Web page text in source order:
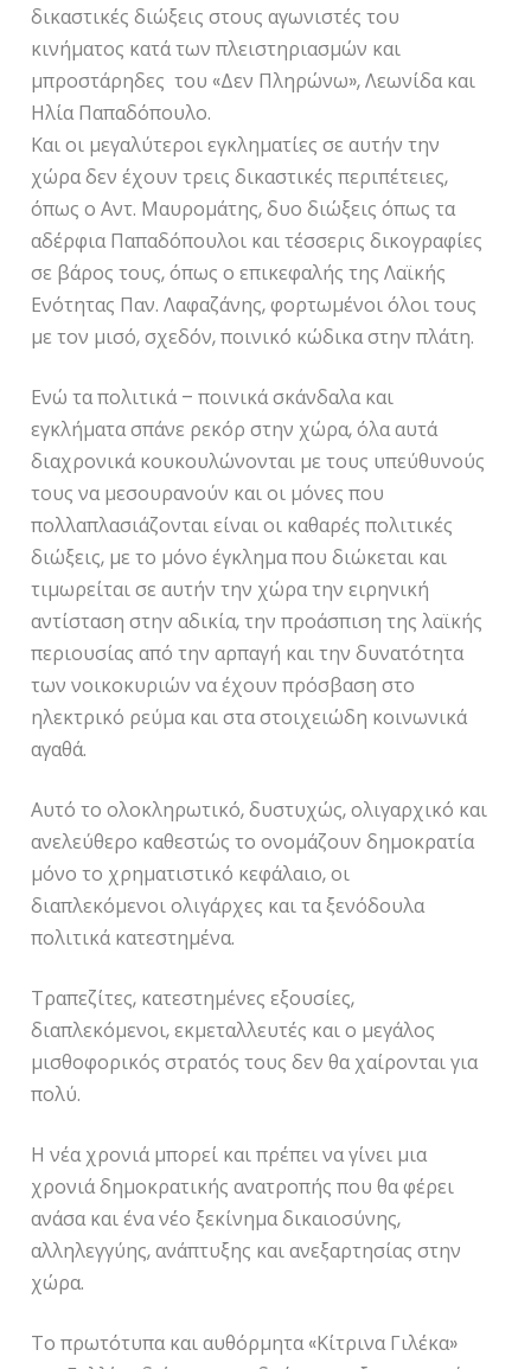
δικαστικές διώξεις στους αγωνιστές του
κινήματος κατά των πλειστηριασμών και
μπροστάρηδες του «Δεν Πληρώνω», Λεωνίδα και
Ηλία Παπαδόπουλο.
Και οι μεγαλύτεροι εγκληματίες σε αυτήν την
χώρα δεν έχουν τρεις δικαστικές περιπέτειες,
όπως ο Αντ. Μαυρομάτης, δυο διώξεις όπως τα
αδέρφια Παπαδόπουλοι και τέσσερις δικογραφίες
σε βάρος τους, όπως ο επικεφαλής της Λαϊκής
Ενότητας Παν. Λαφαζάνης, φορτωμένοι όλοι τους
με τον μισό, σχεδόν, ποινικό κώδικα στην πλάτη.
Ενώ τα πολιτικά – ποινικά σκάνδαλα και
εγκλήματα σπάνε ρεκόρ στην χώρα, όλα αυτά
διαχρονικά κουκουλώνονται με τους υπεύθυνούς
τους να μεσουρανούν και οι μόνες που
πολλαπλασιάζονται είναι οι καθαρές πολιτικές
διώξεις, με το μόνο έγκλημα που διώκεται και
τιμωρείται σε αυτήν την χώρα την ειρηνική
αντίσταση στην αδικία, την προάσπιση της λαϊκής
περιουσίας από την αρπαγή και την δυνατότητα
των νοικοκυριών να έχουν πρόσβαση στο
ηλεκτρικό ρεύμα και στα στοιχειώδη κοινωνικά
αγαθά.
Αυτό το ολοκληρωτικό, δυστυχώς, ολιγαρχικό και
ανελεύθερο καθεστώς το ονομάζουν δημοκρατία
μόνο το χρηματιστικό κεφάλαιο, οι
διαπλεκόμενοι ολιγάρχες και τα ξενόδουλα
πολιτικά κατεστημένα.
Τραπεζίτες, κατεστημένες εξουσίες,
διαπλεκόμενοι, εκμεταλλευτές και ο μεγάλος
μισθοφορικός στρατός τους δεν θα χαίρονται για
πολύ.
Η νέα χρονιά μπορεί και πρέπει να γίνει μια
χρονιά δημοκρατικής ανατροπής που θα φέρει
ανάσα και ένα νέο ξεκίνημα δικαιοσύνης,
αλληλεγγύης, ανάπτυξης και ανεξαρτησίας στην
χώρα.
Το πρωτότυπα και αυθόρμητα «Κίτρινα Γιλέκα»